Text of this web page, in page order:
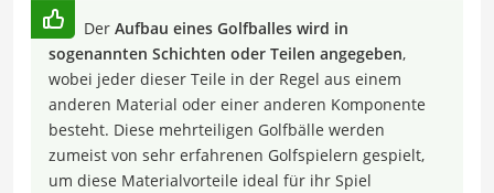
Der Aufbau eines Golfballes wird in
sogenannten Schichten oder Teilen angegeben,
wobei jeder dieser Teile in der Regel aus einem
anderen Material oder einer anderen Komponente
besteht. Diese mehrteiligen Golfbälle werden
zumeist von sehr erfahrenen Golfspielern gespielt,
um diese Materialvorteile ideal für ihr Spiel